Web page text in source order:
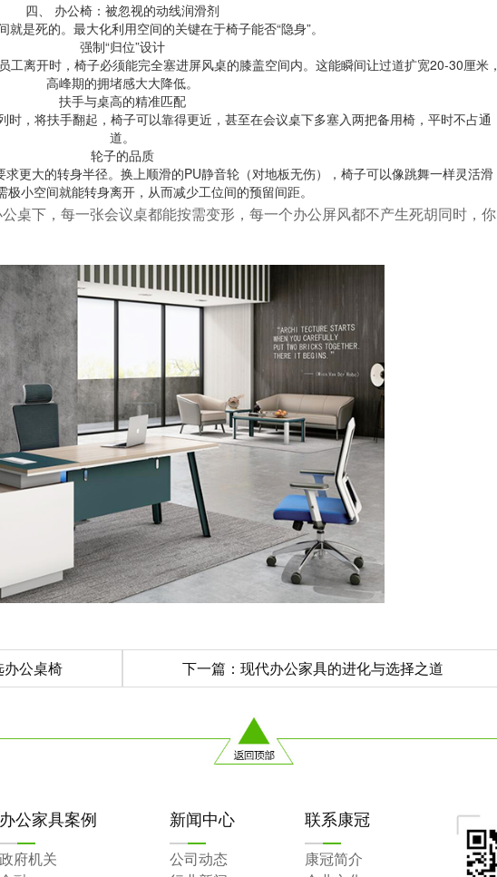
四、 办公椅：被忽视的动线润滑剂
就是死的。最大化利用空间的关键在于椅子能否“隐身”。
强制“归位”设计
工离开时，椅子必须能完全塞进屏风桌的膝盖空间内。这能瞬间让过道扩宽20-30厘米，
高峰期的拥堵感大大降低。
扶手与桌高的精准匹配
，将扶手翻起，椅子可以靠得更近，甚至在会议桌下多塞入两把备用椅，平时不占通
道。
轮子的品质
更大的转身半径。换上顺滑的PU静音轮（对地板无伤），椅子可以像跳舞一样灵活滑
极小空间就能转身离开，从而减少工位间的预留间距。
桌下，每一张会议桌都能按需变形，每一个办公屏风都不产生死胡同时，你
公桌椅 下一篇：现代办公家具的进化与选择之道
办公家具案例
政府机关
新闻中心
公司动态
联系康冠
康冠简介